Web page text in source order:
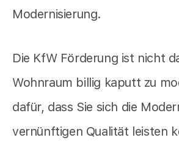
Modernisierung.
Die KfW Förderung ist nicht
Wohnraum billig kaputt zu
dafür, dass Sie sich die
vernünftigen Qualität leisten